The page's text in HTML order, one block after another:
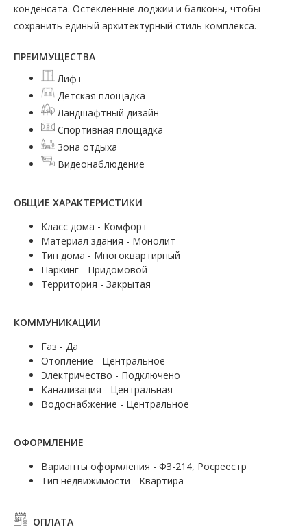
конденсата. Остекленные лоджии и балконы, чтобы
сохранить единый архитектурный стиль комплекса.
ПРЕИМУЩЕСТВА
Лифт
Детская площадка
Ландшафтный дизайн
Спортивная площадка
Зона отдыха
Видеонаблюдение
ОБЩИЕ ХАРАКТЕРИСТИКИ
Класс дома - Комфорт
Материал здания - Монолит
Тип дома - Многоквартирный
Паркинг - Придомовой
Территория - Закрытая
КОММУНИКАЦИИ
Газ - Да
Отопление - Центральное
Электричество - Подключено
Канализация - Центральная
Водоснабжение - Центральное
ОФОРМЛЕНИЕ
Варианты оформления - ФЗ-214, Росреестр
Тип недвижимости - Квартира
ОПЛАТА